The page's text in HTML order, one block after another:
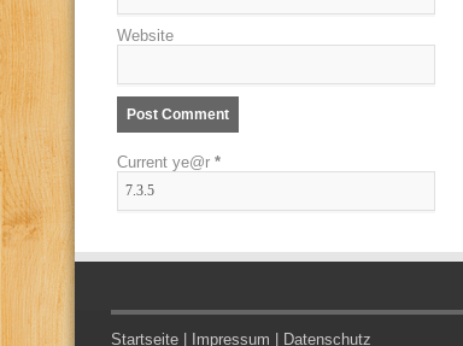
Website
Current ye@r *
Startseite Impressum Datenschutz